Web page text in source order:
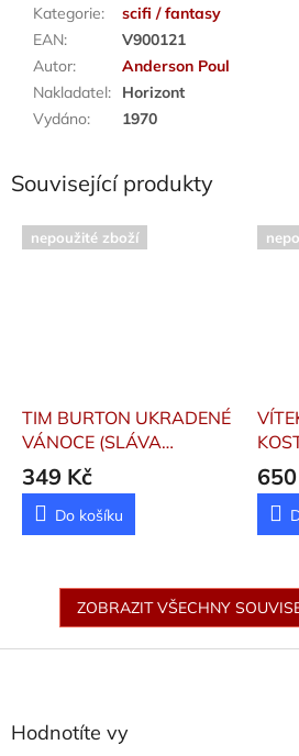
Kategorie:
scifi / fantasy
EAN:
V900121
Autor:
Anderson Poul
Nakladatel:
Horizont
Vydáno: 1970
Související produkty
nepoužité zboží
TIM BURTON UKRADENÉ
VÁNOCE (SLÁVA
DÝŇOVÉ KRÁLOVNĚ)
Ernshaw Shea
349 Kč
Do košíku
ZOBRAZIT VŠECHNY
Hodnotíte vy